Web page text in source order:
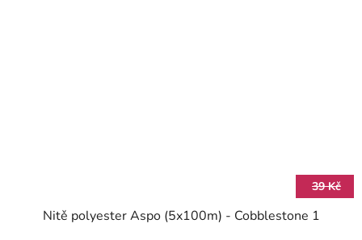
39 Kč
Nitě polyester Aspo (5x100m) - Cobblestone 1